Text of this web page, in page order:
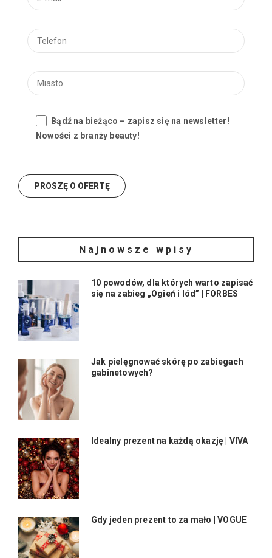
Bądź na bieżąco – zapisz się na newsletter!
Nowości z branży beauty!
Najnowsze wpisy
10 powodów, dla których warto zapisać
się na zabieg „Ogień i lód” | FORBES
Jak pielęgnować skórę po zabiegach
gabinetowych?
Idealny prezent na każdą okazję | VIVA
Gdy jeden prezent to za mało | VOGUE